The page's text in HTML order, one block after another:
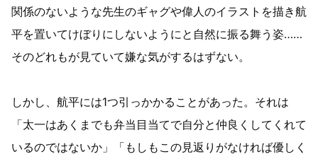
関係のないような先生のギャグや偉人のイラストを描き航
平を置いてけぼりにしないようにと自然に振る舞う姿……
そのどれもが見ていて嫌な気がするはずない。
しかし、航平には1つ引っかかることがあった。それは
「太一はあくまでも弁当目当てで自分と仲良くしてくれて
いるのではないか」「もしもこの見返りがなければ優しく